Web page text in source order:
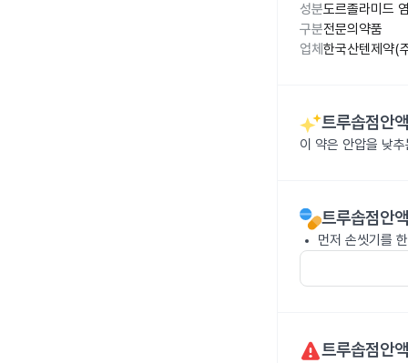
성분도르졸라미드
구분전문의약품
업체 한국산텐제약(
트루솝점안
이 약은 안압을 낮
트루솝점안
먼저 손씻기를
트루솝점안